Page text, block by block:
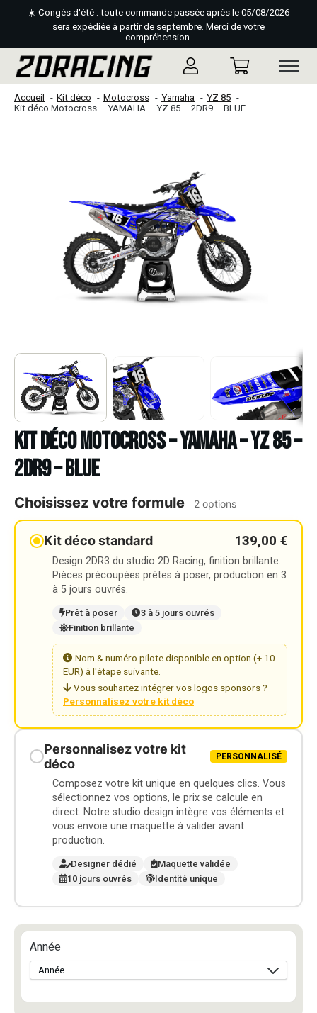
☀️ Congés d'été : toute commande passée après le 05/08/2026
sera expédiée à partir de septembre. Merci de votre
compréhension.
Accueil Kit déco Motocross Yamaha
YZ 85
Kit déco Motocross – YAMAHA – YZ 85 – 2DR9 – BLUE
Kit déco Motocross – YAMAHA – YZ 85 –
2DR9 – BLUE
Choisissez votre formule 2 options
Kit déco standard 139,00 €
Design 2DR3 du studio 2D Racing, finition brillante.
Pièces précoupées prêtes à poser, production en 3
à 5 jours ouvrés.
Prêt à poser
3 à 5 jours ouvrés
Finition brillante
Nom & numéro pilote disponible en option (+ 10
EUR) à l'étape suivante.
Vous souhaitez intégrer vos logos sponsors ?
Personnalisez votre kit déco
Personnalisez votre kit
déco
PERSONNALISÉ
Composez votre kit unique en quelques clics. Vous
sélectionnez vos options, le prix se calcule en
direct. Notre studio design intègre vos éléments et
vous envoie une maquette à valider avant
production.
Designer dédié
Maquette validée
10 jours ouvrés
Identité unique
Année